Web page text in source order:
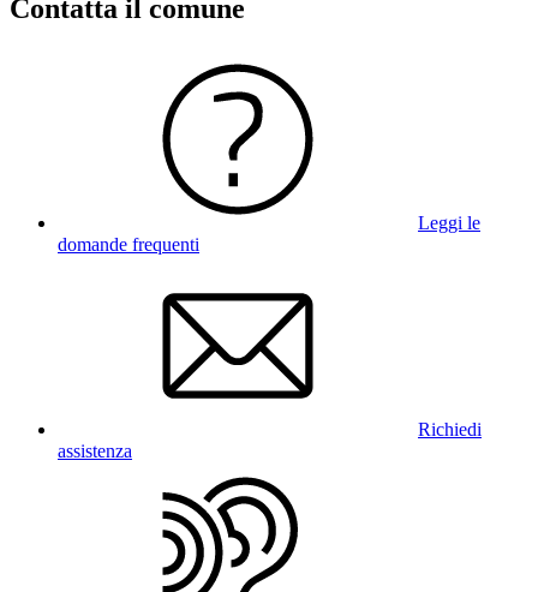
Contatta il comune
Leggi le
domande frequenti
Richiedi
assistenza